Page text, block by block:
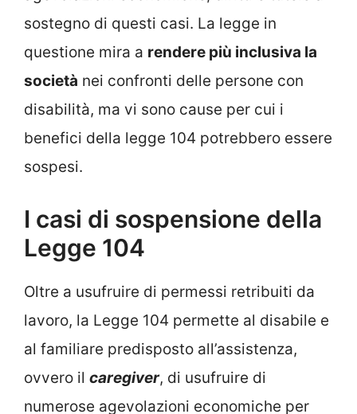
sostegno di questi casi. La legge in
questione mira a rendere più inclusiva la
società nei confronti delle persone con
disabilità, ma vi sono cause per cui i
benefici della legge 104 potrebbero essere
sospesi.
I casi di sospensione della
Legge 104
Oltre a usufruire di permessi retribuiti da
lavoro, la Legge 104 permette al disabile e
al familiare predisposto all’assistenza,
ovvero il caregiver, di usufruire di
numerose agevolazioni economiche per